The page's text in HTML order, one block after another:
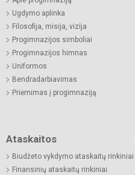
Ugdymo aplinka
Filosofija, misija, vizija
Progimnazijos simboliai
Progimnazijos himnas
Uniformos
Bendradarbiavimas
Priėmimas į progimnaziją
Ataskaitos
Biudžeto vykdymo ataskaitų rinkiniai
Finansinių ataskaitų rinkiniai